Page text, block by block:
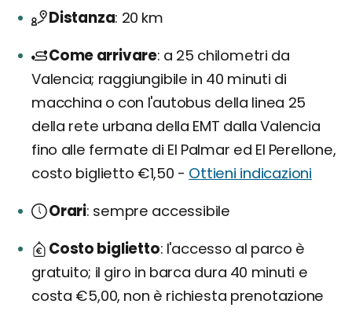
Distanza 20 km
Come arrivare a 25 chilometri da
Valencia; raggiungibile in 40 minuti di
macchina o con l'autobus della linea 25
della rete urbana della EMT dalla Valencia
fino alle fermate di El Palmar ed El Perellone,
costo biglietto €1,50 - Ottieni indicazioni
Orari sempre accessibile
Costo biglietto l'accesso al parco è
gratuito; il giro in barca dura 40 minuti e
costa €5,00, non è richiesta prenotazione